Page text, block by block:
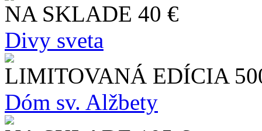
NA SKLADE 40 €
Divy sveta
LIMITOVANÁ EDÍCIA
Dóm sv. Alžbety